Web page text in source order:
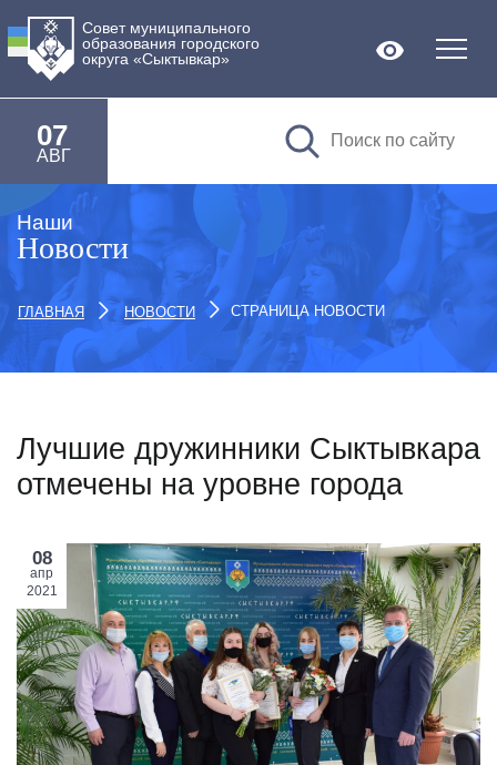
Совет муниципального
образования городского
округа «Сыктывкар»
07
АВГ
Версия
Наши
Новости
ГЛАВНАЯ НОВОСТИ СТРАНИЦА НОВОСТИ
Лучшие дружинники Сыктывкара
отмечены на уровне города
08
апр
2021